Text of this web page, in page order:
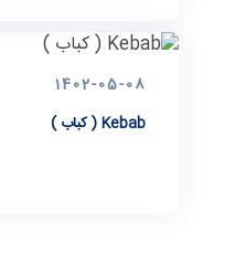
1402-05-08
Kebab ( کباب )